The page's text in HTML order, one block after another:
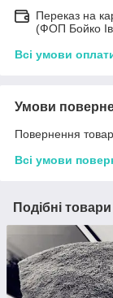
Переказ на
(ФОП Бойко
Всі умови
Умови
Повернення
Всі умови
Подібні